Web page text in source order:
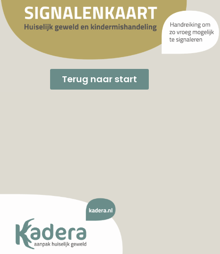
Terug naar start